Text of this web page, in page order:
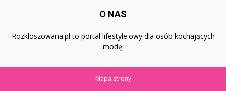
O NAS
Rozkloszowana.pl to portal lifestyle'owy dla osób kochających
modę.
Mapa strony